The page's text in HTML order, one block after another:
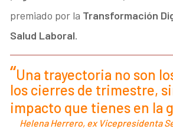
premiado por la Transformación
Salud Laboral.
Una trayectoria no son
los cierres de trimestre,
impacto que tienes en la
Helena Herrero, ex Vicepresidenta